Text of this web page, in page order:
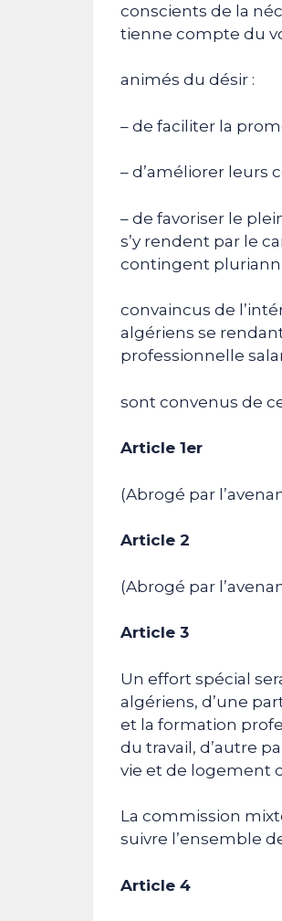
conscients de la
tienne compte du
animés du désir :
– de faciliter la
– d’améliorer leurs
– de favoriser le
s’y rendent par le
contingent
convaincus de
algériens se
professionnelle
sont convenus de
Article 1er
(Abrogé par
Article 2
(Abrogé par
Article 3
Un effort spécial
algériens, d’une
et la formation
du travail, d’autre
vie et de logement
La commission
suivre l’ensemble
Article 4